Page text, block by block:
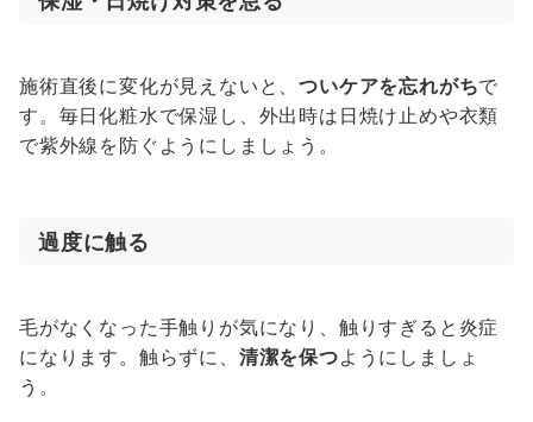
施術直後に変化が見えないと、ついケアを忘れがちで
す。毎日化粧水で保湿し、外出時は日焼け止めや衣類
で紫外線を防ぐようにしましょう。
過度に触る
毛がなくなった手触りが気になり、触りすぎると炎症
になります。触らずに、 清潔を保つようにしましょ
う。